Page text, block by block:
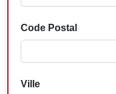
Code Postal
Ville